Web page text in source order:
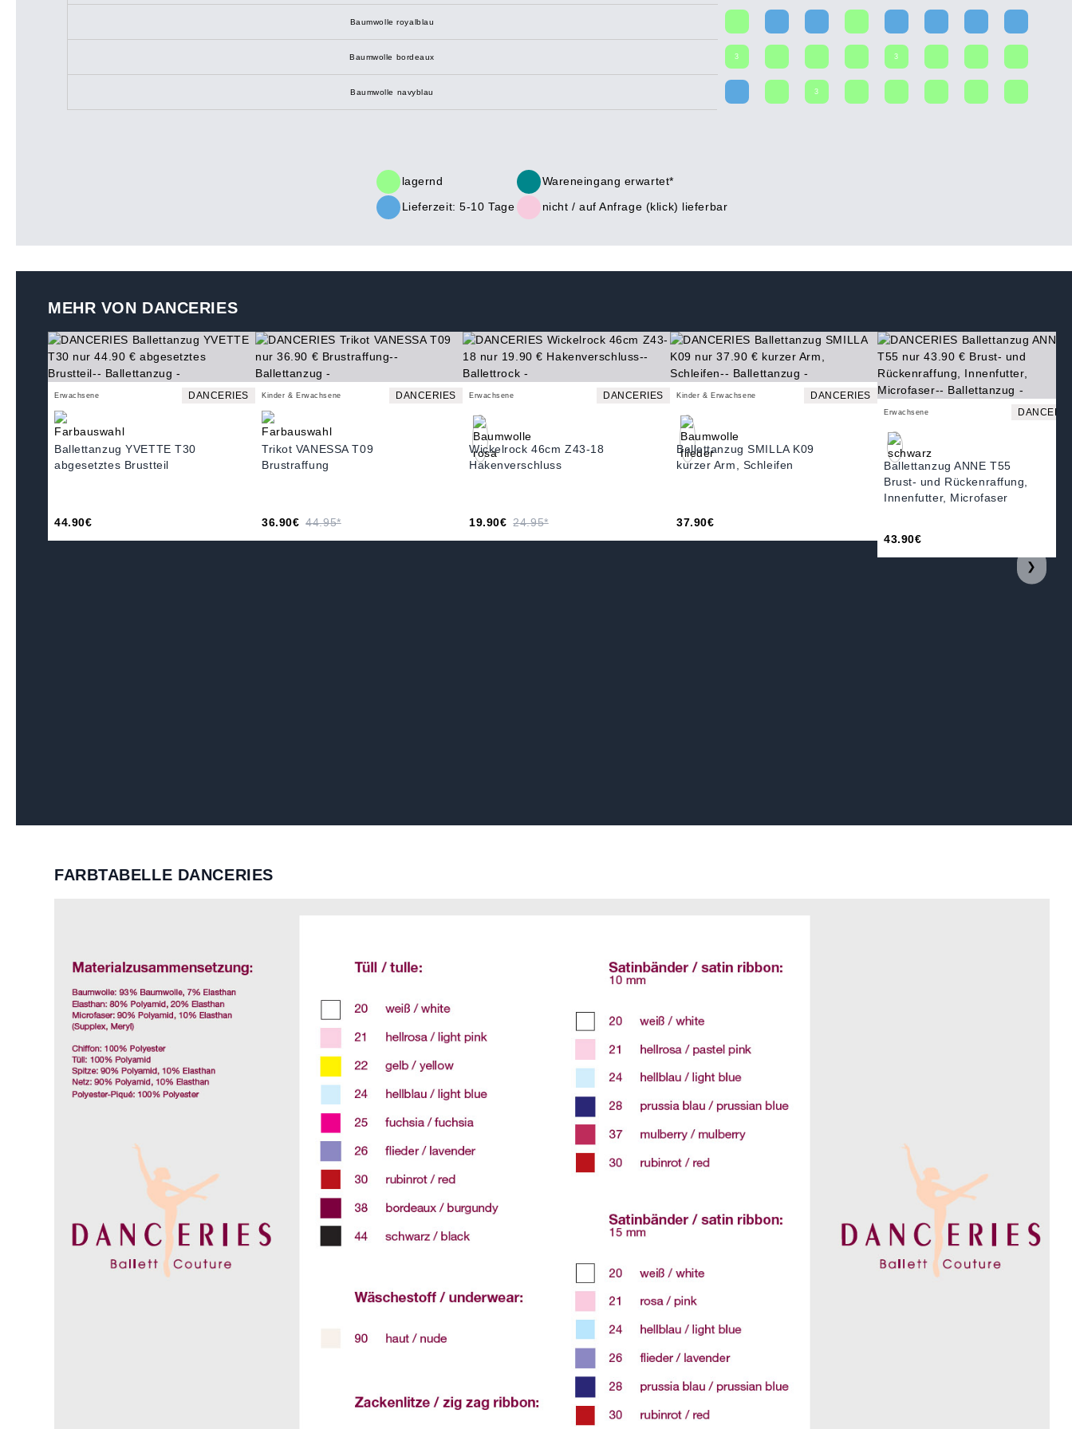
Baumwolle royalblau
Baumwolle bordeaux 3 3
Baumwolle navyblau 3
lagernd
Wareneingang erwartet*
Lieferzeit: 5-10 Tage
nicht / auf Anfrage (klick) lieferbar
MEHR VON DANCERIES
Erwachsene DANCERIES
Ballettanzug YVETTE T30
abgesetztes Brustteil
44.90€
Kinder & Erwachsene DANCERIES
Trikot VANESSA T09
Brustraffung
36.90€ 44.95*
Erwachsene DANCERIES
Wickelrock 46cm Z43-18
Hakenverschluss
19.90€ 24.95*
Kinder & Erwachsene DANCERIES
Ballettanzug SMILLA K09
kurzer Arm, Schleifen
37.90€
Erwachsene
Ballettanzug ANNE T55
Brust- und Rückenraffung,
Innenfutter, Microfaser
43.90€
❯
FARBTABELLE DANCERIES